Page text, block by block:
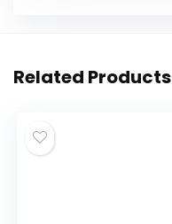
Related Products